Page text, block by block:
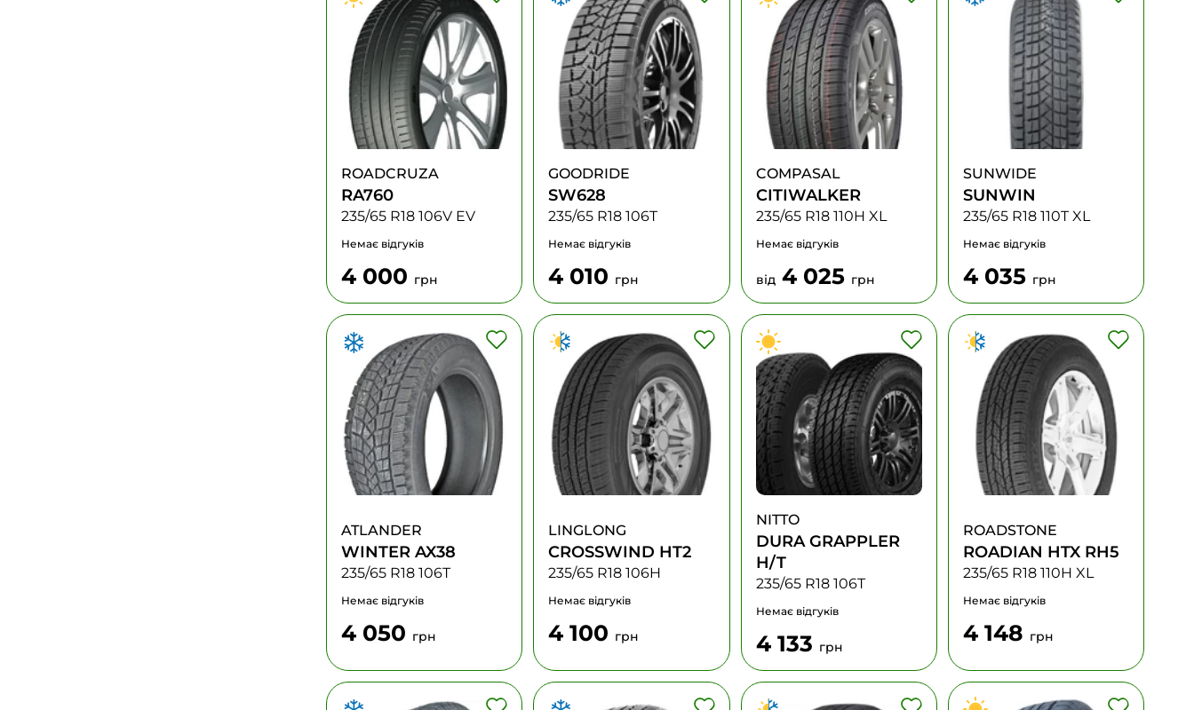
ROADCRUZA
RA760
235/65 R18 106V EV
Немає відгуків
4 000 грн
GOODRIDE
SW628
235/65 R18 106T
Немає відгуків
4 010 грн
COMPASAL
CITIWALKER
235/65 R18 110H XL
Немає відгуків
від4 025 грн
SUNWIDE
SUNWIN
235/65 R18 110T XL
Немає відгуків
4 035 грн
ATLANDER
WINTER AX38
235/65 R18 106T
Немає відгуків
4 050 грн
LINGLONG
CROSSWIND HT2
235/65 R18 106H
Немає відгуків
4 100 грн
NITTO
DURA GRAPPLER
H/T
235/65 R18 106T
Немає відгуків
4 133 грн
ROADSTONE
ROADIAN HTX RH5
235/65 R18 110H XL
Немає відгуків
4 148 грн